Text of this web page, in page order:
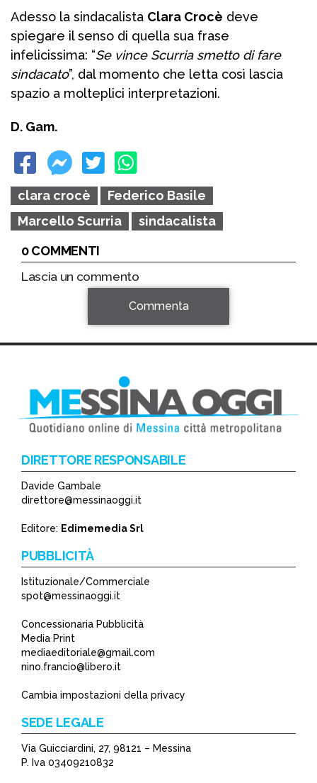
Adesso la sindacalista Clara Crocè deve
spiegare il senso di quella sua frase
infelicissima: “Se vince Scurria smetto di fare
sindacato”, dal momento che letta così lascia
spazio a molteplici interpretazioni.
D. Gam.
clara crocè
Federico Basile
Marcello Scurria
sindacalista
0 COMMENTI
Lascia un commento
*
Commenta
DIRETTORE RESPONSABILE
Davide Gambale
direttore@messinaoggi.it
Editore: Edimemedia Srl
PUBBLICITÀ
Istituzionale/Commerciale
spot@messinaoggi.it
Concessionaria Pubblicità
Media Print
mediaeditoriale@gmail.com
nino.francio@libero.it
Cambia impostazioni della privacy
SEDE LEGALE
Via Guicciardini, 27, 98121 – Messina
P. Iva 03409210832